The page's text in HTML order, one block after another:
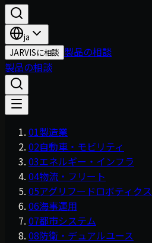
ja
JARVISに相談 製品の相談
製品の相談
01製造業
02自動車・モビリティ
03エネルギー・インフラ
04物流・フリート
05アグリフードロボティクス
06海事運用
07都市システム
08防衛・デュアルユース